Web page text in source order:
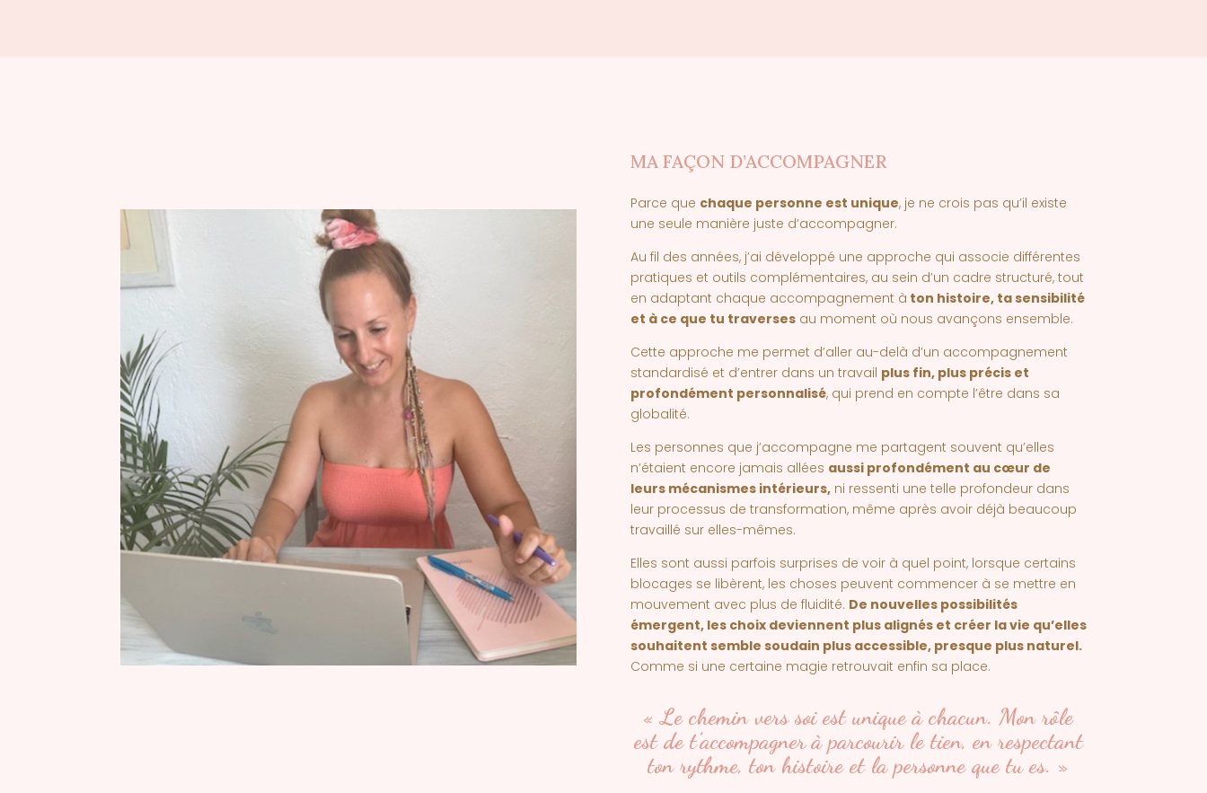
MA FAÇON D’ACCOMPAGNER
Parce que chaque personne est unique, je ne crois pas qu’il existe
une seule manière juste d’accompagner.
Au fil des années, j’ai développé une approche qui associe différentes
pratiques et outils complémentaires, au sein d’un cadre structuré, tout
en adaptant chaque accompagnement à ton histoire, ta sensibilité
et à ce que tu traversesau moment où nous avançons ensemble.
Cette approche me permet d’aller au-delà d’un accompagnement
standardisé et d’entrer dans un travail plus fin, plus précis et
profondément personnalisé, qui prend en compte l’être dans sa
globalité.
Les personnes que j’accompagne me partagent souvent qu’elles
n’étaient encore jamais allées aussi profondément au cœur de
leurs mécanismes intérieurs,ni ressenti une telle profondeur dans
leur processus de transformation, même après avoir déjà beaucoup
travaillé sur elles-mêmes.
Elles sont aussi parfois surprises de voir à quel point, lorsque certains
blocages se libèrent, les choses peuvent commencer à se mettre en
mouvement avec plus de fluidité. De nouvelles possibilités
émergent, les choix deviennent plus alignés et créer la vie qu’elles
souhaitent semble soudain plus accessible, presque plus naturel.
Comme si une certaine magie retrouvait enfin sa place.
« Le chemin vers soi est unique à chacun. Mon rôle
est de t’accompagner à parcourir le tien, en respectant
ton rythme, ton histoire et la personne que tu es. »